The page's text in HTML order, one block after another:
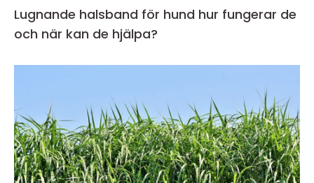
Lugnande halsband för hund hur fungerar de
och när kan de hjälpa?